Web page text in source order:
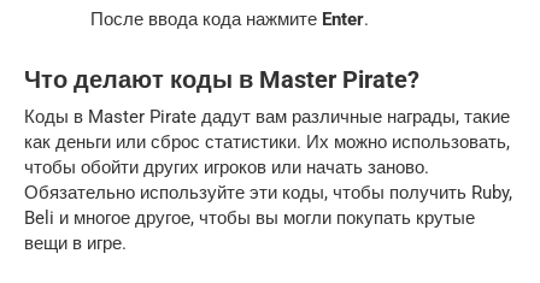
После ввода кода нажмите Enter.
Что делают коды в Master Pirate?
Коды в Master Pirate дадут вам различные награды, такие
как деньги или сброс статистики. Их можно использовать,
чтобы обойти других игроков или начать заново.
Обязательно используйте эти коды, чтобы получить Ruby,
Beli и многое другое, чтобы вы могли покупать крутые
вещи в игре.